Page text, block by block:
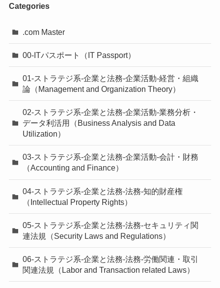
Categories
.com Master
00-ITパスポート（IT Passport）
01-ストラテジ系-企業と法務-企業活動-経営・組織
論（Management and Organization Theory）
02-ストラテジ系-企業と法務-企業活動-業務分析・
データ利活用（Business Analysis and Data
Utilization）
03-ストラテジ系-企業と法務-企業活動-会計・財務
（Accounting and Finance）
04-ストラテジ系-企業と法務-法務-知的財産権
（Intellectual Property Rights）
05-ストラテジ系-企業と法務-法務-セキュリティ関
連法規（Security Laws and Regulations）
06-ストラテジ系-企業と法務-法務-労働関連・取引
関連法規（Labor and Transaction related Laws）